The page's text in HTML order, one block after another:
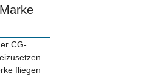
CG-
fliegen